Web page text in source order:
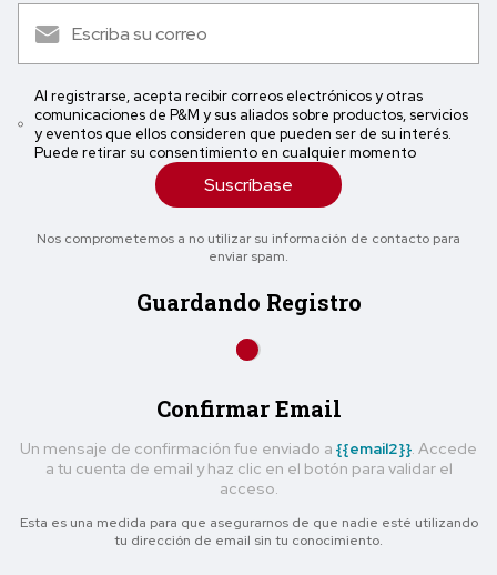
Al registrarse, acepta recibir correos electrónicos y otras
comunicaciones de P&M y sus aliados sobre productos, servicios
y eventos que ellos consideren que pueden ser de su interés.
Puede retirar su consentimiento en cualquier momento
Suscríbase
Nos comprometemos a no utilizar su información de contacto para
enviar spam.
Guardando Registro
Confirmar Email
Un mensaje de confirmación fue enviado a {{email2}}. Accede
a tu cuenta de email y haz clic en el botón para validar el
acceso.
Esta es una medida para que asegurarnos de que nadie esté utilizando
tu dirección de email sin tu conocimiento.